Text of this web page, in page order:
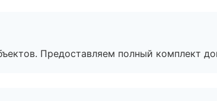
Предоставляем полный комплект